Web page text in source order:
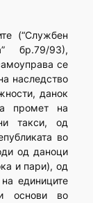
(“Службен
бр.79/93),
се
наследство
данок
промет на
такси, од
во
од даноци
и пари), од
единиците
основи во